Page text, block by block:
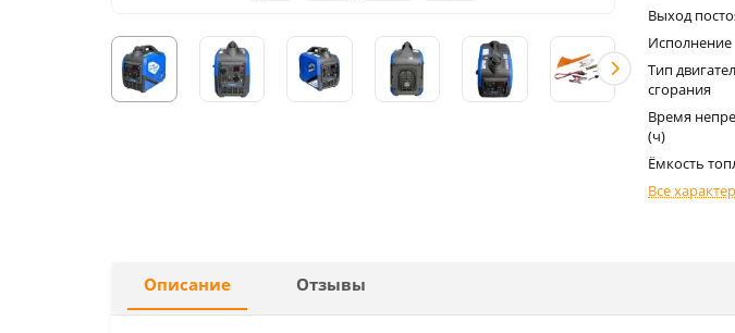
Выход
Исполнение
Тип
сгорания
Время
(ч)
Ёмкость
Все
Описание Отзывы